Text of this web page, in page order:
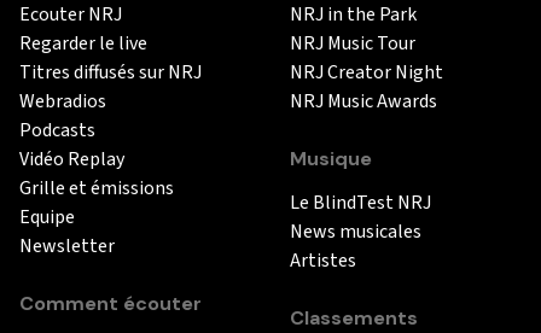
Ecouter NRJ
Regarder le live
Titres diffusés sur NRJ
Webradios
Podcasts
Vidéo Replay
Grille et émissions
Equipe
Newsletter
Comment écouter
NRJ in the Park
NRJ Music Tour
NRJ Creator Night
NRJ Music Awards
Musique
Le BlindTest NRJ
News musicales
Artistes
Classements